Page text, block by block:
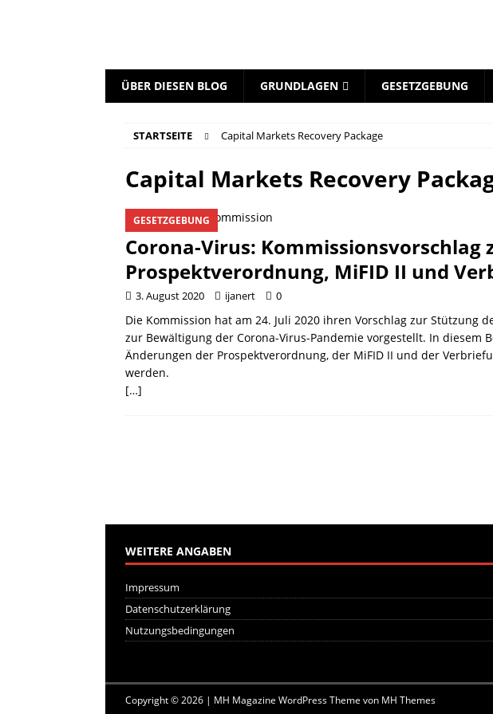
ÜBER DIESEN BLOG GRUNDLAGEN GESETZGEBUNG
STARTSEITE Capital Markets Recovery Package
Capital Markets Recovery
GESETZGEBUNG
Corona-Virus: Kommissionsvorschlag
Prospektverordnung, MiFID II und
3. August 2020 ijanert 0
Die Kommission hat am 24. Juli 2020 ihren Vorschlag zur Stützung
zur Bewältigung der Corona-Virus-Pandemie vorgestellt. In diesem
Änderungen der Prospektverordnung, der MiFID II und der
werden.
[…]
WEITERE ANGABEN
Impressum
Datenschutzerklärung
Nutzungsbedingungen
Copyright © 2026 | MH Magazine WordPress Theme von MH Themes